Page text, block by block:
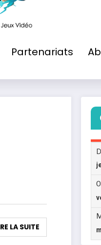
Partenariats
LA SUITE